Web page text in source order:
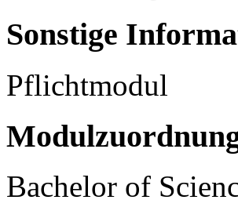
Sonstige
Pflichtmodul
Bachelor of